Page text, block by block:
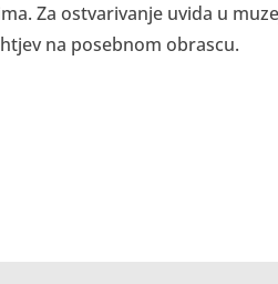
Za ostvarivanje uvida u
na posebnom obrascu.